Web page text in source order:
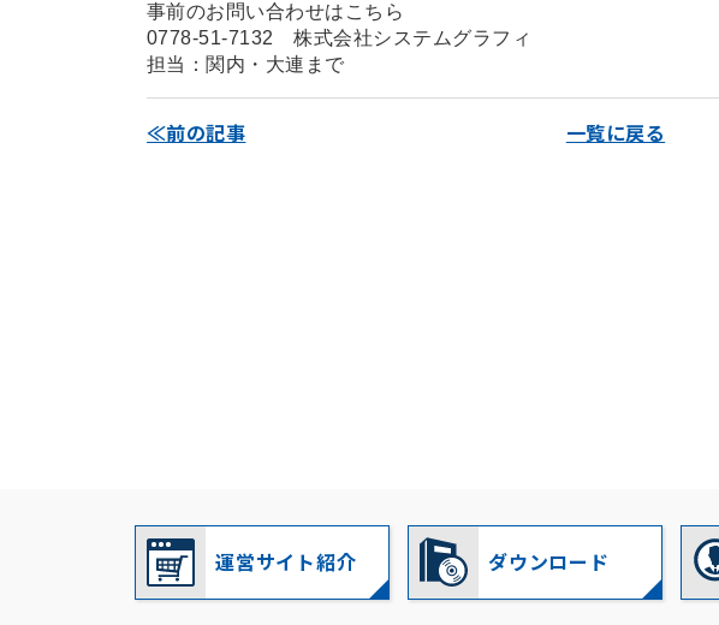
事前のお問い合わせはこちら
0778-51-7132 株式会社システムグラフィ
担当：関内・大連まで
≪前の記事 一覧に戻る
運営サイト紹介 ダウンロード